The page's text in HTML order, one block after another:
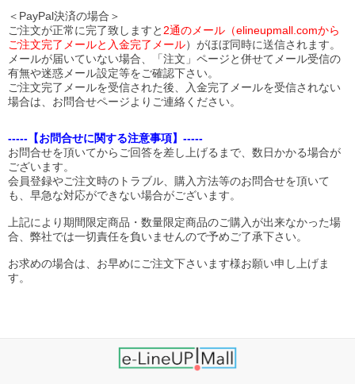
＜PayPal決済の場合＞
ご注文が正常に完了致しますと 2通のメール（elineupmall.comから
ご注文完了メールと入金完了メール）がほぼ同時に送信されます。
メールが届いていない場合、「注文」ページと併せてメール受信の
有無や迷惑メール設定等をご確認下さい。
ご注文完了メールを受信された後、入金完了メールを受信されない
場合は、お問合せページよりご連絡ください。
-----【お問合せに関する注意事項】-----
お問合せを頂いてからご回答を差し上げるまで、数日かかる場合が
ございます。
会員登録やご注文時のトラブル、購入方法等のお問合せを頂いて
も、早急な対応ができない場合がございます。
上記により期間限定商品・数量限定商品のご購入が出来なかった場
合、弊社では一切責任を負いませんので予めご了承下さい。
お求めの場合は、お早めにご注文下さいます様お願い申し上げま
す。